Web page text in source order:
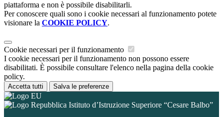
piattaforma e non è possibile disabilitarli.
Per conoscere quali sono i cookie necessari al funzionamento potete
visionare la COOKIE POLICY.
Cookie necessari per il funzionamento
I cookie necessari per il funzionamento non possono essere
disabilitati. È possibile consultare l'elenco nella pagina della cookie
policy.
Accetta tutti Salva le preferenze
Istituto d’Istruzione Superiore “Cesare Balbo”